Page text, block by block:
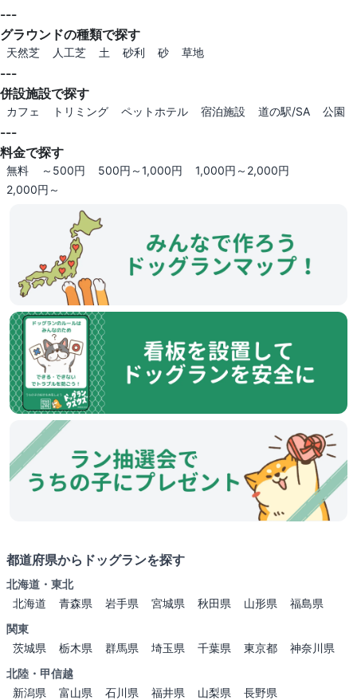
---
グラウンドの種類で探す
天然芝 人工芝 土 砂利 砂 草地
---
併設施設で探す
カフェ トリミング ペットホテル 宿泊施設 道の駅/SA 公園
---
料金で探す
無料 ～500円 500円～1,000円
1,000円～2,000円
2,000円～
都道府県からドッグランを探す
北海道・東北
北海道
青森県 岩手県 宮城県 秋田県 山形県
福島県
関東
茨城県
栃木県 群馬県 埼玉県 千葉県 東京都
神奈川県
北陸・甲信越
新潟県
富山県 石川県 福井県 山梨県
長野県